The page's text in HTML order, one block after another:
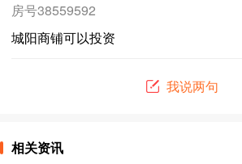
房号38559592
城阳商铺可以投资
我说两句
相关资讯